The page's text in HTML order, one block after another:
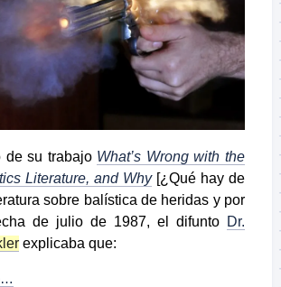
de su trabajo What’s Wrong with the
Literature, and Why[¿Qué hay de
sobre balística de heridas y por
de julio de 1987, el difunto Dr.
explicaba que: